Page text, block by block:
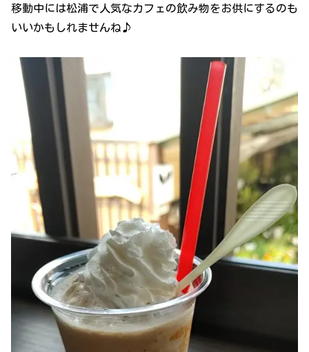
移動中には松浦で人気なカフェの飲み物をお供にするのも
いいかもしれませんね♪